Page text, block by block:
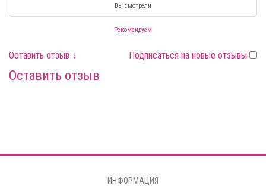
Вы смотрели
Рекомендуем
Подписаться на новые отзывы
Оставить отзыв ↓
Оставить отзыв
ИНФОРМАЦИЯ